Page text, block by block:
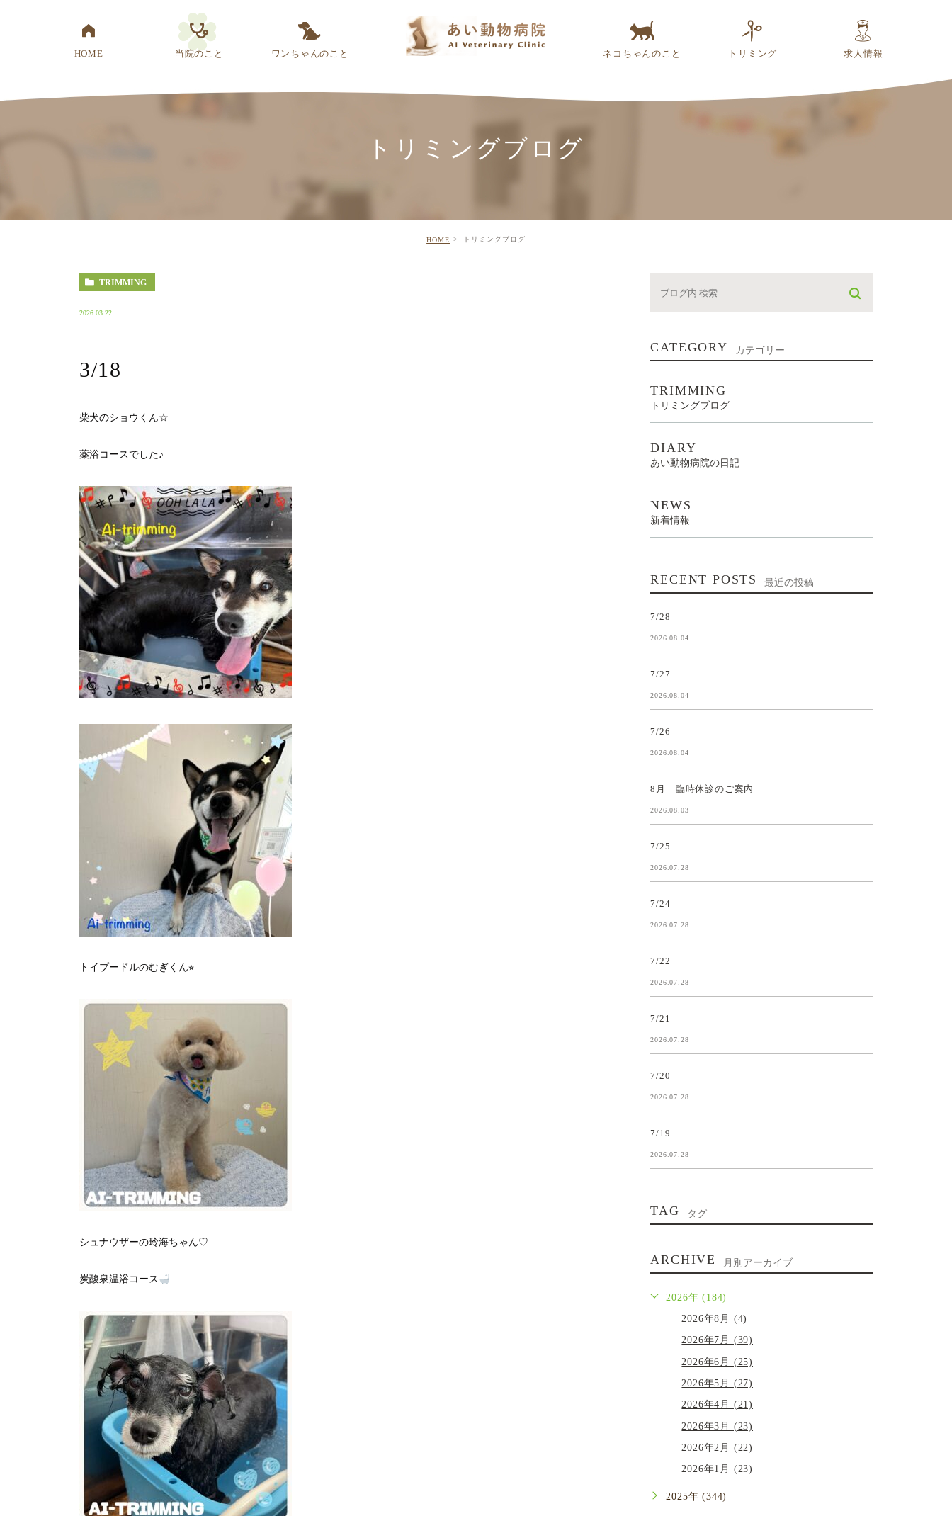
HOME 当院のこと ワンちゃんのこと ネコちゃんのこと トリミング 求人情報
トリミングブログ
HOME トリミングブログ
TRIMMING
2026.03.22
3/18
柴犬のショウくん☆
薬浴コースでした♪
トイプードルのむぎくん⭐︎
シュナウザーの玲海ちゃん♡
炭酸泉温浴コース
CATEGORY カテゴリー
TRIMMING
トリミングブログ
DIARY
あい動物病院の日記
NEWS
新着情報
RECENT POSTS 最近の投稿
7/28
2026.08.04
7/27
2026.08.04
7/26
2026.08.04
8月 臨時休診のご案内
2026.08.03
7/25
2026.07.28
7/24
2026.07.28
7/22
2026.07.28
7/21
2026.07.28
7/20
2026.07.28
7/19
2026.07.28
TAG タグ
ARCHIVE 月別アーカイブ
2026年 (184)
2026年8月 (4)
2026年7月 (39)
2026年6月 (25)
2026年5月 (27)
2026年4月 (21)
2026年3月 (23)
2026年2月 (22)
2026年1月 (23)
2025年 (344)